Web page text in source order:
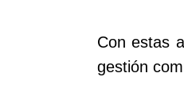
Con estas
gestión